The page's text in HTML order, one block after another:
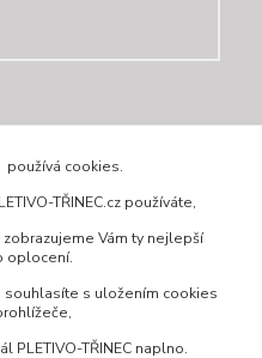
používá cookies.
TŘINEC.cz používáte,
Vám ty nejlepší
oplocení.
s uložením cookies
PLETIVO-TŘINEC naplno.